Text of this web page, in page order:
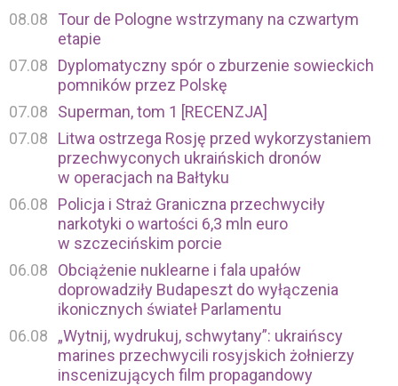
08.08
Tour de Pologne wstrzymany na czwartym
etapie
07.08
Dyplomatyczny spór o zburzenie sowieckich
pomników przez Polskę
07.08
Superman, tom 1 [RECENZJA]
07.08
Litwa ostrzega Rosję przed wykorzystaniem
przechwyconych ukraińskich dronów
w operacjach na Bałtyku
06.08
Policja i Straż Graniczna przechwyciły
narkotyki o wartości 6,3 mln euro
w szczecińskim porcie
06.08
Obciążenie nuklearne i fala upałów
doprowadziły Budapeszt do wyłączenia
ikonicznych świateł Parlamentu
06.08
„Wytnij, wydrukuj, schwytany”: ukraińscy
marines przechwycili rosyjskich żołnierzy
inscenizujących film propagandowy